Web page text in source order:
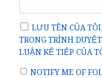
LƯU TÊN CỦA
TRONG TRÌNH
LUẬN KẾ TIẾP CỦA
NOTIFY ME OF